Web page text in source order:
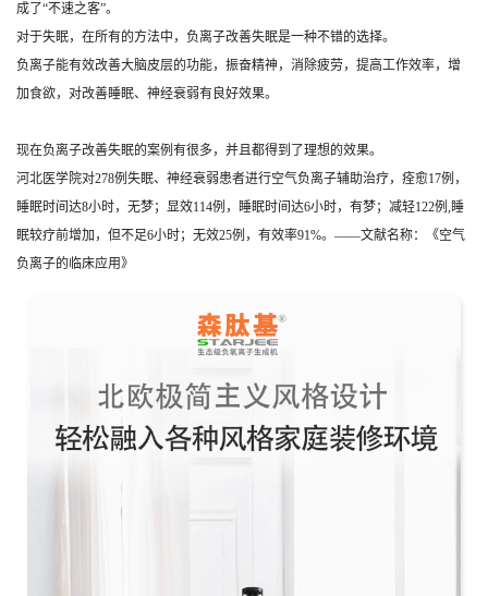
成了“不速之客”。
对于失眠，在所有的方法中，负离子改善失眠是一种不错的选择。
负离子能有效改善大脑皮层的功能，振奋精神，消除疲劳，提高工作效率，增
加食欲，对改善睡眠、神经衰弱有良好效果。
现在负离子改善失眠的案例有很多，并且都得到了理想的效果。
河北医学院对278例失眠、神经衰弱患者进行空气负离子辅助治疗，痊愈17例，
睡眠时间达8小时，无梦；显效114例，睡眠时间达6小时，有梦；减轻122例,睡
眠较疗前增加，但不足6小时；无效25例，有效率91%。——文献名称：《空气
负离子的临床应用》